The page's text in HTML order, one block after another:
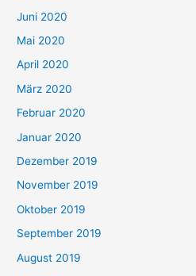
Juni 2020
Mai 2020
April 2020
März 2020
Februar 2020
Januar 2020
Dezember 2019
November 2019
Oktober 2019
September 2019
August 2019